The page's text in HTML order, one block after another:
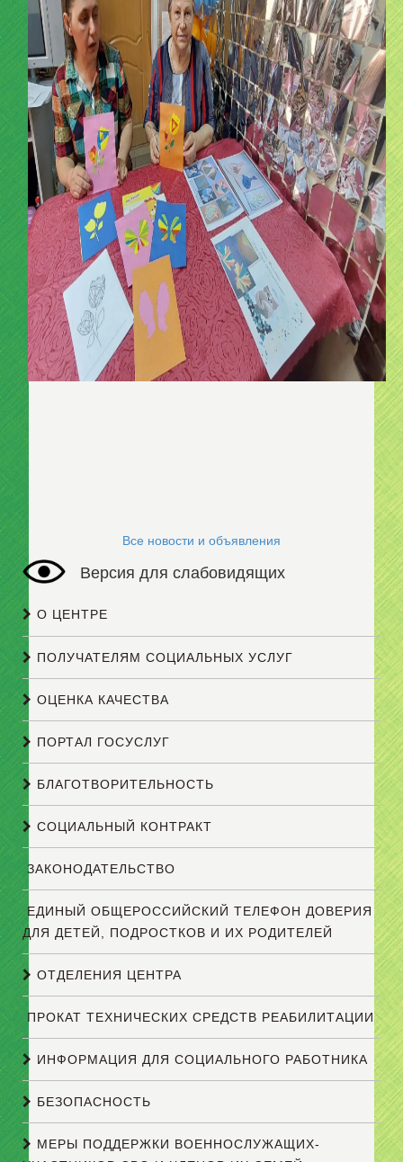
Все новости и объявления
Версия для слабовидящих
О ЦЕНТРЕ
ПОЛУЧАТЕЛЯМ СОЦИАЛЬНЫХ УСЛУГ
ОЦЕНКА КАЧЕСТВА
ПОРТАЛ ГОСУСЛУГ
БЛАГОТВОРИТЕЛЬНОСТЬ
СОЦИАЛЬНЫЙ КОНТРАКТ
ЗАКОНОДАТЕЛЬСТВО
ЕДИНЫЙ ОБЩЕРОССИЙСКИЙ ТЕЛЕФОН ДОВЕРИЯ
ДЛЯ ДЕТЕЙ, ПОДРОСТКОВ И ИХ РОДИТЕЛЕЙ
ОТДЕЛЕНИЯ ЦЕНТРА
ПРОКАТ ТЕХНИЧЕСКИХ СРЕДСТВ РЕАБИЛИТАЦИИ
ИНФОРМАЦИЯ ДЛЯ СОЦИАЛЬНОГО РАБОТНИКА
БЕЗОПАСНОСТЬ
МЕРЫ ПОДДЕРЖКИ ВОЕННОСЛУЖАЩИХ-